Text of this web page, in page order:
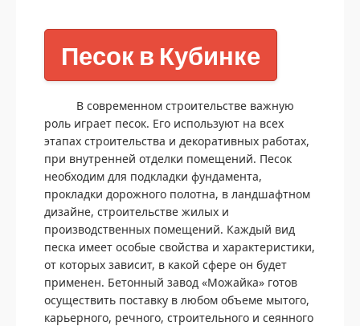
Песок в Кубинке
В современном строительстве важную
роль играет песок. Его используют на всех
этапах строительства и декоративных работах,
при внутренней отделки помещений. Песок
необходим для подкладки фундамента,
прокладки дорожного полотна, в ландшафтном
дизайне, строительстве жилых и
производственных помещений. Каждый вид
песка имеет особые свойства и характеристики,
от которых зависит, в какой сфере он будет
применен. Бетонный завод «Можайка» готов
осуществить поставку в любом объеме мытого,
карьерного, речного, строительного и сеянного